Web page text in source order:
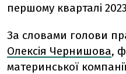
першому кварталі
За словами голови
Олексія Чернишова,
материнської